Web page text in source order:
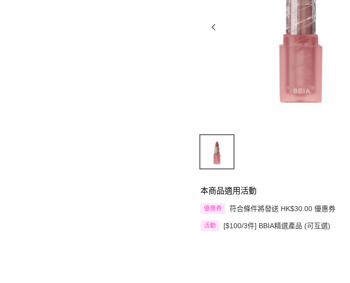
本商品適用活動
優惠券 符合條件將發送 HK$30.00 優惠券
活動 [$100/3件] BBIA精選產品 (可互選)